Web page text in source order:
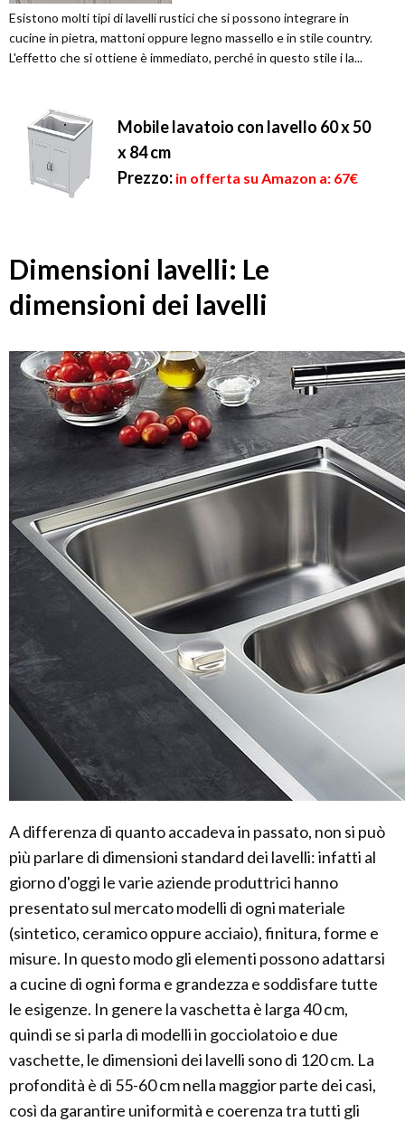
Esistono molti tipi di lavelli rustici che si possono integrare in
cucine in pietra, mattoni oppure legno massello e in stile country.
L'effetto che si ottiene è immediato, perché in questo stile i la...
Mobile lavatoio con lavello 60 x 50
x 84 cm
Prezzo: in offerta su Amazon a: 67€
Dimensioni lavelli: Le
dimensioni dei lavelli
A differenza di quanto accadeva in passato, non si può
più parlare di dimensioni standard dei lavelli: infatti al
giorno d'oggi le varie aziende produttrici hanno
presentato sul mercato modelli di ogni materiale
(sintetico, ceramico oppure acciaio), finitura, forme e
misure. In questo modo gli elementi possono adattarsi
a cucine di ogni forma e grandezza e soddisfare tutte
le esigenze. In genere la vaschetta è larga 40 cm,
quindi se si parla di modelli in gocciolatoio e due
vaschette, le dimensioni dei lavelli sono di 120 cm. La
profondità è di 55-60 cm nella maggior parte dei casi,
così da garantire uniformità e coerenza tra tutti gli